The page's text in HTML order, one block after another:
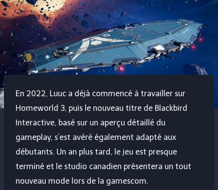
En 2022, Luuc a déjà commencé à travailler sur
Homeworld 3, puis le nouveau titre de Blackbird
Interactive, basé sur un aperçu détaillé du
gameplay, s’est avéré également adapté aux
débutants. Un an plus tard, le jeu est presque
terminé et le studio canadien présentera un tout
nouveau mode lors de la gamescom.